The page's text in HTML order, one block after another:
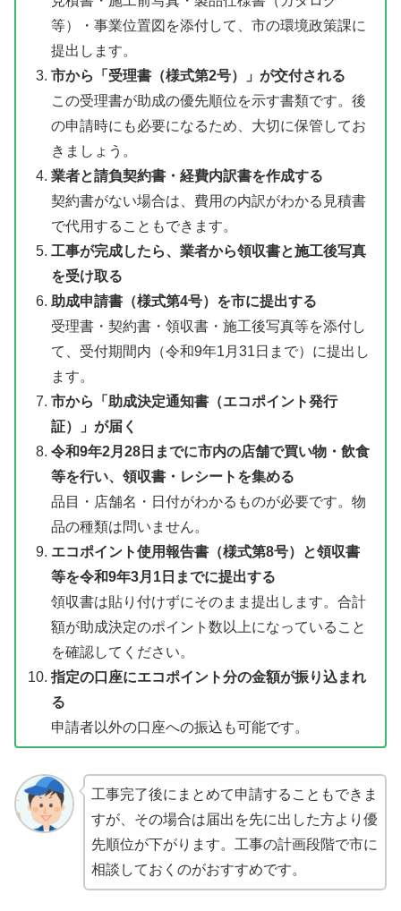
等）・事業位置図を添付して、市の環境政策課に
提出します。
市から「受理書（様式第2号）」が交付される
この受理書が助成の優先順位を示す書類です。後
の申請時にも必要になるため、大切に保管してお
きましょう。
業者と請負契約書・経費内訳書を作成する
契約書がない場合は、費用の内訳がわかる見積書
で代用することもできます。
工事が完成したら、業者から領収書と施工後写真
を受け取る
助成申請書（様式第4号）を市に提出する
受理書・契約書・領収書・施工後写真等を添付し
て、受付期間内（令和9年1月31日まで）に提出し
ます。
市から「助成決定通知書（エコポイント発行
証）」が届く
令和9年2月28日までに市内の店舗で買い物・飲食
等を行い、領収書・レシートを集める
品目・店舗名・日付がわかるものが必要です。物
品の種類は問いません。
エコポイント使用報告書（様式第8号）と領収書
等を令和9年3月1日までに提出する
領収書は貼り付けずにそのまま提出します。合計
額が助成決定のポイント数以上になっていること
を確認してください。
指定の口座にエコポイント分の金額が振り込まれ
る
申請者以外の口座への振込も可能です。
工事完了後にまとめて申請することもできま
すが、その場合は届出を先に出した方より優
先順位が下がります。工事の計画段階で市に
相談しておくのがおすすめです。